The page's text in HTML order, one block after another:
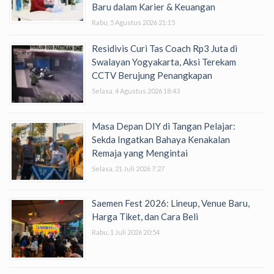
Baru dalam Karier & Keuangan
Rabu, 5 Agustus 2026 21:15
Residivis Curi Tas Coach Rp3 Juta di
Swalayan Yogyakarta, Aksi Terekam
CCTV Berujung Penangkapan
Selasa, 4 Agustus 2026 18:43
Masa Depan DIY di Tangan Pelajar:
Sekda Ingatkan Bahaya Kenakalan
Remaja yang Mengintai
Selasa, 21 Juli 2026 7:27
Saemen Fest 2026: Lineup, Venue Baru,
Harga Tiket, dan Cara Beli
Rabu, 1 Juli 2026 20:54